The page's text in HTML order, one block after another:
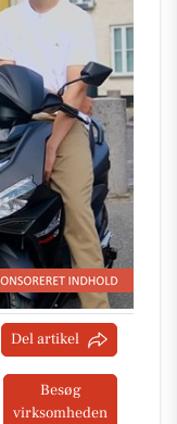
Del artikel
Besøg
virksomheden